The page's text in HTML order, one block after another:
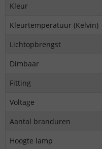
Kleur
Kleurtemperatuur (Kelvin)
Lichtopbrengst
Dimbaar
Fitting
Voltage
Aantal branduren
Hoogte lamp